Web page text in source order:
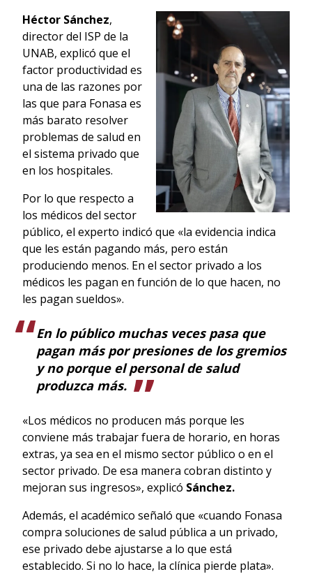
Héctor Sánchez,
director del ISP de la
UNAB, explicó que el
factor productividad es
una de las razones por
las que para Fonasa es
más barato resolver
problemas de salud en
el sistema privado que
en los hospitales.
Por lo que respecto a
los médicos del sector
público, el experto indicó que «la evidencia indica
que les están pagando más, pero están
produciendo menos. En el sector privado a los
médicos les pagan en función de lo que hacen, no
les pagan sueldos».
En lo público muchas veces pasa que
pagan más por presiones de los gremios
y no porque el personal de salud
produzca más.
«Los médicos no producen más porque les
conviene más trabajar fuera de horario, en horas
extras, ya sea en el mismo sector público o en el
sector privado. De esa manera cobran distinto y
mejoran sus ingresos», explicó Sánchez.
Además, el académico señaló que «cuando Fonasa
compra soluciones de salud pública a un privado,
ese privado debe ajustarse a lo que está
establecido. Si no lo hace, la clínica pierde plata».